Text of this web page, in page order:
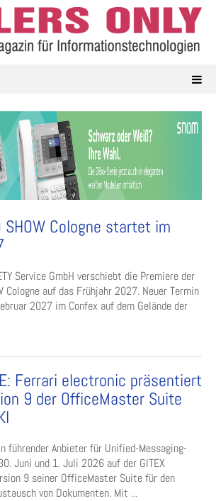
SHOW Cologne startet im
Service GmbH verschiebt die Premiere der
Cologne auf das Frühjahr 2027. Neuer Termin
2027 im Confex auf dem Gelände der
Ferrari electronic präsentiert
9 der OfficeMaster Suite
führender Anbieter für Unified-Messaging-
Juni und 1. Juli 2026 auf der GITEX
9 seiner OfficeMaster Suite für den
von Dokumenten. Mit ...